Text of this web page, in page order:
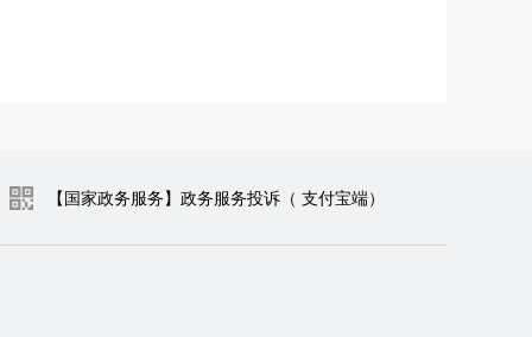
【国家政务服务】政务服务投诉（ 支付宝端）